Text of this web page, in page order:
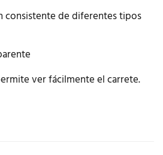
consistente de diferentes tipos
ver fácilmente el carrete.